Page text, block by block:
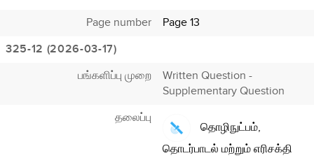
Page number
Page 13
325-12 (2026-03-17)
பங்களிப்பு முறை
Written Question -
Supplementary Question
தலைப்பு
தொழிநுட்பம்,
தொடர்பாடல் மற்றும் எரிசக்தி